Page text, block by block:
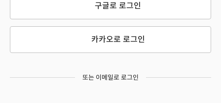
구글로 로그인
카카오로 로그인
또는 이메일로 로그인